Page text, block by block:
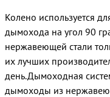
Колено используется
дымохода на угол 90
нержавеющей стали
их лучших
день.Дымоходная
дымоходы из